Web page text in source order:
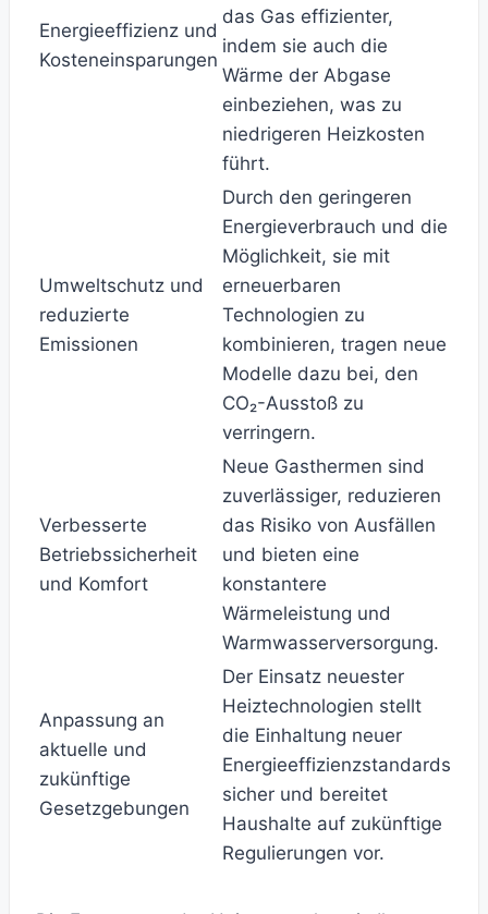
Energieeffizienz und
Kosteneinsparungen
das Gas effizienter,
indem sie auch die
Wärme der Abgase
einbeziehen, was zu
niedrigeren Heizkosten
führt.
Umweltschutz und
reduzierte
Emissionen
Durch den geringeren
Energieverbrauch und die
Möglichkeit, sie mit
erneuerbaren
Technologien zu
kombinieren, tragen neue
Modelle dazu bei, den
CO₂-Ausstoß zu
verringern.
Verbesserte
Betriebssicherheit
und Komfort
Neue Gasthermen sind
zuverlässiger, reduzieren
das Risiko von Ausfällen
und bieten eine
konstantere
Wärmeleistung und
Warmwasserversorgung.
Anpassung an
aktuelle und
zukünftige
Gesetzgebungen
Der Einsatz neuester
Heiztechnologien stellt
die Einhaltung neuer
Energieeffizienzstandards
sicher und bereitet
Haushalte auf zukünftige
Regulierungen vor.